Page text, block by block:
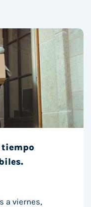
tiempo
a viernes,